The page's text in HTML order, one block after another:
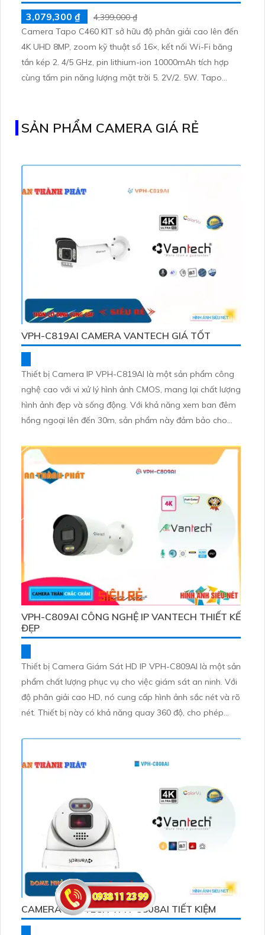
3,079,300 ₫
4,399,000 ₫
Camera Tapo C460 KIT sở hữu độ phân giải cao lên đến
4K UHD 8MP, zoom kỹ thuật số 16×, kết nối Wi-Fi băng
tần kép 2. 4/5 GHz, pin lithium-ion 10000mAh tích hợp
cùng tấm pin năng lượng mặt trời 5. 2V/2. 5W. Tapo
SẢN PHẨM CAMERA GIÁ RẺ
VPH-C819AI CAMERA VANTECH GIÁ TỐT
Thiết bị Camera IP VPH-C819AI là một sản phẩm công
nghệ cao với vi xử lý hình ảnh CMOS, mang lại chất lượng
hình ảnh đẹp và sống động. Với khả năng xem ban đêm
hồng ngoại lên đến 30m, sản phẩm này đảm bảo cho
yếu. Đáng chú ý, độ phân giải 8.0MP siêu sắc nét Ultra
4K cho hình ảnh rõ nét và chi tiết
VPH-C809AI CÔNG NGHỆ IP VANTECH THIẾT KẾ
ĐẸP
Thiết bị Camera Giám Sát HD IP VPH-C809AI là một sản
phẩm chất lượng phục vụ cho việc giám sát an ninh. Với
độ phân giải cao HD, nó cung cấp hình ảnh sắc nét và rõ
nét. Thiết bị này có khả năng quay 360 độ, cho phép
hình, cảnh báo và xem từ xa qua internet
CAMERA VANTECH VPH-C808AI TIẾT KIỆM